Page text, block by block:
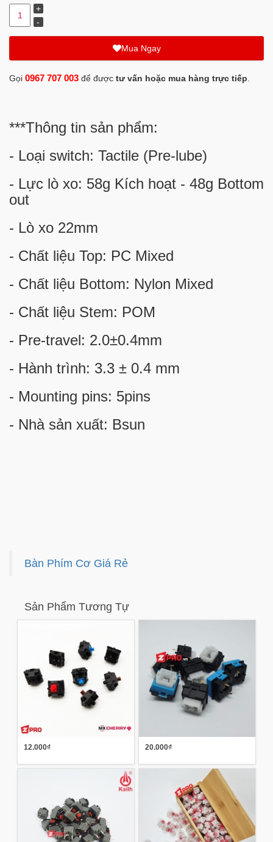
Mua Ngay
Gọi 0967 707 003 để được tư vấn hoặc mua hàng trực tiếp
***Thông tin sản phẩm:
- Loại switch: Tactile (Pre-lube)
- Lực lò xo: 58g Kích hoạt - 48g Bottom
out
- Lò xo 22mm
- Chất liệu Top: PC Mixed
- Chất liệu Bottom: Nylon Mixed
- Chất liệu Stem: POM
- Pre-travel: 2.0±0.4mm
- Hành trình: 3.3 ± 0.4 mm
- Mounting pins: 5pins
- Nhà sản xuất: Bsun
Bàn Phím Cơ Giá Rẻ
Sản Phẩm Tương Tự
12.000₫ 20.000₫